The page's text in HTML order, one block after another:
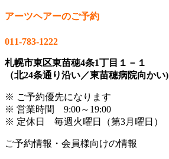
アーツヘアーのご予約
011-783-1222
札幌市東区東苗穂4条1丁目１－１
（北24条通り沿い／東苗穂病院向かい)
※ ご予約優先になります
※ 営業時間 9:00～19:00
※ 定休日 毎週火曜日（第3月曜日）
ご予約情報・会員様向けの情報